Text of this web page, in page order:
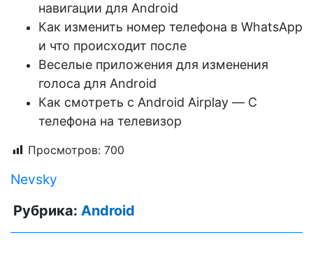
навигации для Android
Как изменить номер телефона в WhatsApp
и что происходит после
Веселые приложения для изменения
голоса для Android
Как смотреть с Android Airplay — С
телефона на телевизор
Просмотров: 700
Nevsky
Рубрика: Android